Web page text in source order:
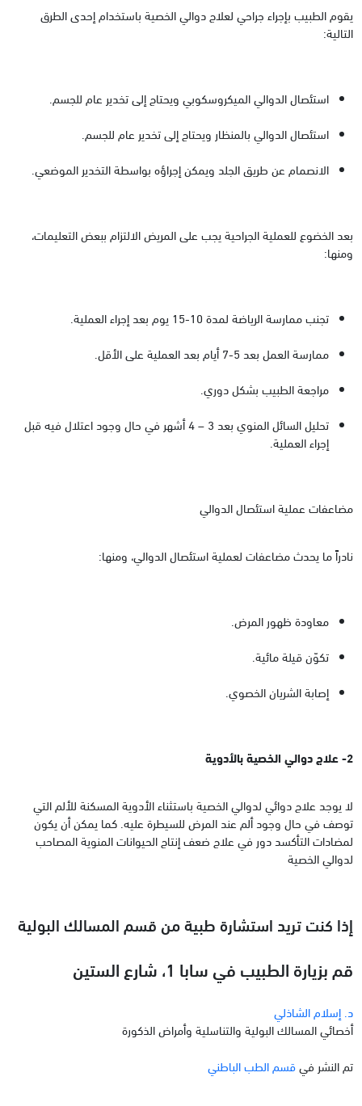
يقوم الطبيب بإجراء جراحي لعلاج دوالي الخصية باستخدام إحدى الطرق
التالية:
استئصال الدوالي الميكروسكوبي ويحتاج إلى تخدير عام للجسم.
استئصال الدوالي بالمنظار ويحتاج إلى تخدير عام للجسم.
الانصمام عن طريق الجلد ويمكن إجراؤه بواسطة التخدير الموضعي.
بعد الخضوع للعملية الجراحية يجب على المريض الالتزام ببعض التعليمات،
ومنها:
تجنب ممارسة الرياضة لمدة 10-15 يوم بعد إجراء العملية.
ممارسة العمل بعد 5-7 أيام بعد العملية على الأقل.
مراجعة الطبيب بشكل دوري.
تحليل السائل المنوي بعد 3 – 4 أشهر في حال وجود اعتلال فيه قبل
إجراء العملية.
مضاعفات عملية استئصال الدوالي
نادراً ما يحدث مضاعفات لعملية استئصال الدوالي، ومنها:
معاودة ظهور المرض.
تكوّن قيلة مائية.
إصابة الشريان الخصوي.
2- علاج دوالي الخصية بالأدوية
لا يوجد علاج دوائي لدوالي الخصية باستثناء الأدوية المسكنة للألم التي
توصف في حال وجود ألم عند المرض للسيطرة عليه. كما يمكن أن يكون
لمضادات التأكسد دور في علاج ضعف إنتاج الحيوانات المنوية المصاحب
لدوالي الخصية
إذا كنت تريد استشارة طبية من قسم المسالك البولية
قم بزيارة الطبيب في سابا 1، شارع الستين
د. إسلام الشاذلي
أخصائي المسالك البولية والتناسلية وأمراض الذكورة
تم النشر فيقسم الطب الباطني